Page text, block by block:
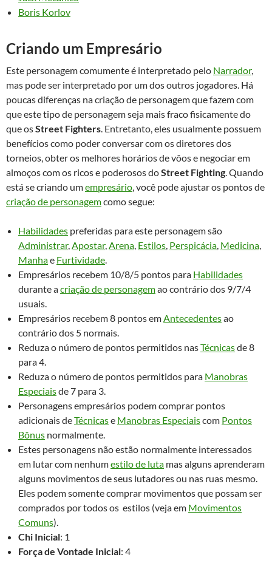
Boris Korlov
Criando um Empresário
Este personagem comumente é interpretado pelo Narrador,
mas pode ser interpretado por um dos outros jogadores. Há
poucas diferenças na criação de personagem que fazem com
que este tipo de personagem seja mais fraco fisicamente do
que osStreet Fighters . Entretanto, eles usualmente possuem
benefícios como poder conversar com os diretores dos
torneios, obter os melhores horários de vôos e negociar em
almoços com os ricos e poderosos doStreet Fighting . Quando
está se criando umempresário , você pode ajustar os pontos de
criação de personagemcomo segue:
Habilidades preferidas para este personagem são
Administrar, Apostar, Arena Estilos Perspicácia Medicina
Manhae Furtividade
Empresários recebem 10/8/5 pontos para Habilidades
durante acriação de personagemao contrário dos 9/7/4
usuais.
Empresários recebem 8 pontos em Antecedentesao
contrário dos 5 normais.
Reduza o número de pontos permitidos nasTécnicasde 8
para 4.
Reduza o número de pontos permitidos para Manobras
Especiaisde 7 para 3.
Personagens empresários podem comprar pontos
adicionais deTécnicase Manobras Especiaiscom Pontos
Bônus normalmente.
Estes personagens não estão normalmente interessados
em lutar com nenhumestilo de luta mas alguns aprenderam
alguns movimentos de seus lutadores ou nas ruas mesmo.
Eles podem somente comprar movimentos que possam ser
comprados por todos os estilos (veja em Movimentos
Comuns).
Chi Inicial: 1
Força de Vontade Inicial: 4